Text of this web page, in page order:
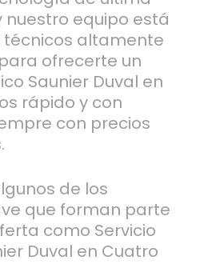
nuestro equipo está
altamente
ofrecerte un
Saunier Duval en
rápido y con
con precios
de los
que forman parte
como Servicio
Duval en Cuatro